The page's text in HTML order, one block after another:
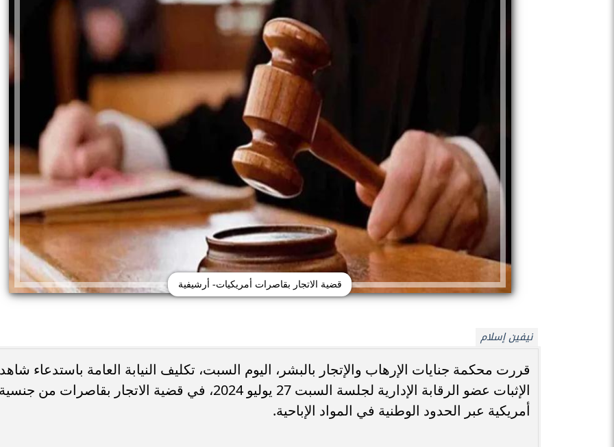
قضية الاتجار بقاصرات أمريكيات- أرشيفية
نيفين إسلام
قررت محكمة جنايات الإرهاب والإتجار بالبشر، اليوم السبت، تكليف النيابة العامة باستدعاء شاهد
الإثبات عضو الرقابة الإدارية لجلسة السبت 27 يوليو 2024، في قضية الاتجار بقاصرات من
أمريكية عبر الحدود الوطنية في المواد الإباحية.